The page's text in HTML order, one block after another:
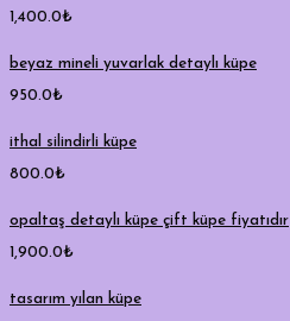
1,400.0₺
beyaz mineli yuvarlak detaylı küpe
950.0₺
ithal silindirli küpe
800.0₺
opaltaş detaylı küpe çift küpe fiyatıdır
1,900.0₺
tasarım yılan küpe